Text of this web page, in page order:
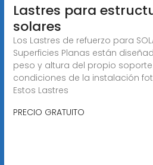
Lastres para
solares
Los Lastres de refuerzo para
Superficies Planas están
peso y altura del propio
condiciones de la instalación
Estos Lastres
PRECIO GRATUITO